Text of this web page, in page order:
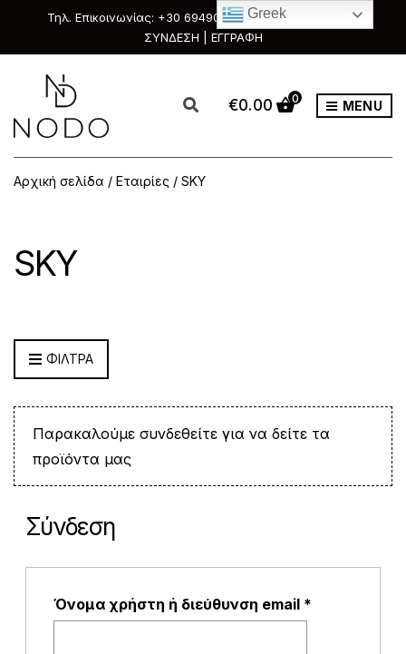
Τηλ. Επικοινωνίας: +30 6949088111 & +30 2351033303
ΣΥΝΔΕΣΗ | ΕΓΓΡΑΦΗ
€0.00 0 MENU
Αρχική σελίδα / Εταιρίες / SKY
SKY
ΦΙΛΤΡΑ
Παρακαλούμε συνδεθείτε για να δείτε τα
προϊόντα μας
Σύνδεση
Όνομα χρήστη ή διεύθυνση email *Απαιτείται
Greek